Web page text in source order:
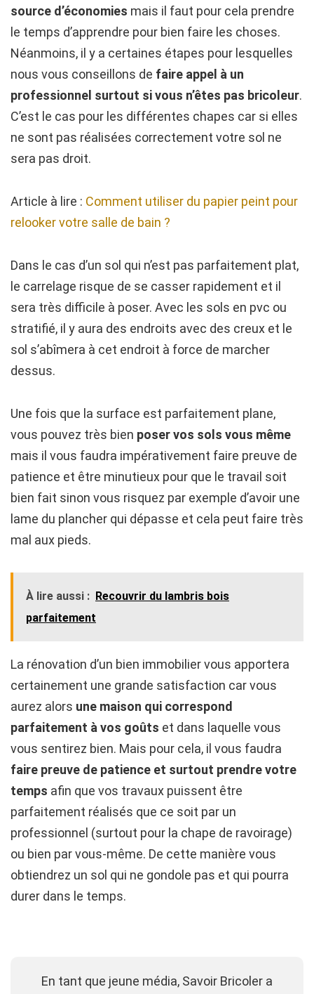
source d’économies mais il faut pour cela prendre
le temps d’apprendre pour bien faire les choses.
Néanmoins, il y a certaines étapes pour lesquelles
nous vous conseillons de faire appel à un
professionnel surtout si vous n’êtes pas bricoleur.
C’est le cas pour les différentes chapes car si elles
ne sont pas réalisées correctement votre sol ne
sera pas droit.
Article à lire : Comment utiliser du papier peint pour
relooker votre salle de bain ?
Dans le cas d’un sol qui n’est pas parfaitement plat,
le carrelage risque de se casser rapidement et il
sera très difficile à poser. Avec les sols en pvc ou
stratifié, il y aura des endroits avec des creux et le
sol s’abîmera à cet endroit à force de marcher
dessus.
Une fois que la surface est parfaitement plane,
vous pouvez très bien poser vos sols vous même
mais il vous faudra impérativement faire preuve de
patience et être minutieux pour que le travail soit
bien fait sinon vous risquez par exemple d’avoir une
lame du plancher qui dépasse et cela peut faire très
mal aux pieds.
À lire aussi : Recouvrir du lambris bois
parfaitement
La rénovation d’un bien immobilier vous apportera
certainement une grande satisfaction car vous
aurez alors une maison qui correspond
parfaitement à vos goûts et dans laquelle vous
vous sentirez bien. Mais pour cela, il vous faudra
faire preuve de patience et surtout prendre votre
temps afin que vos travaux puissent être
parfaitement réalisés que ce soit par un
professionnel (surtout pour la chape de ravoirage)
ou bien par vous-même. De cette manière vous
obtiendrez un sol qui ne gondole pas et qui pourra
durer dans le temps.
En tant que jeune média, Savoir Bricoler a